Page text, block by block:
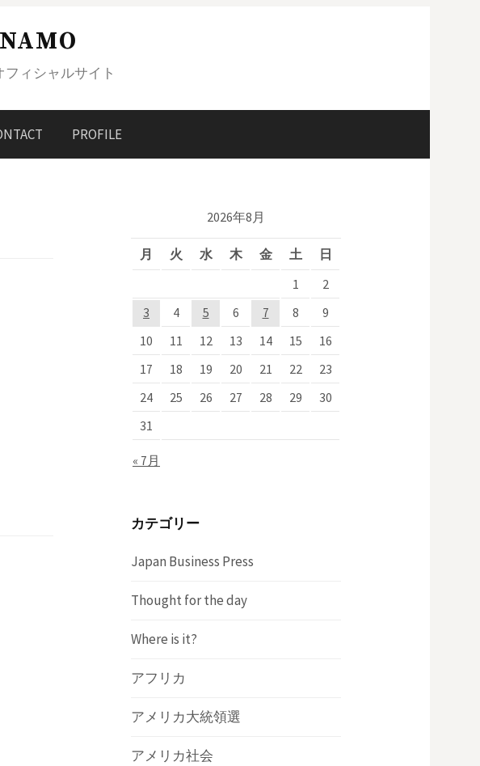
ィシャルサイト
PROFILE
2026年8月
月 火 水 木 金 土 日
« 7月
1
2
3
4 5 6 7 8
9
10
11 12 13 14 15
16
17
18 19 20 21 22
23
24
25 26 27 28 29
30
31
カテゴリー
Japan Business Press
Thought for the day
Where is it?
アフリカ
アメリカ大統領選
アメリカ社会